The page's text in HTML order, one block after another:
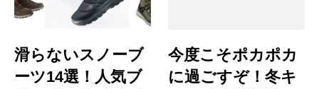
滑らないスノーブ
ーツ14選！人気ブ
今度こそポカポカ
に過ごすぞ！冬キ